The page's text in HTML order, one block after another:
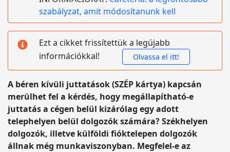
szabályzat, amit módosítanunk kell
Ezt a cikket frissítettük a legújabb
információkkal!
Olvassa el itt!
A béren kívüli juttatások (SZÉP kártya) kapcsán
merülhet fel a kérdés, hogy megállapítható-e
juttatás a cégen belül kizárólag egy adott
telephelyen belül dolgozók számára? Székhelyen
dolgozók, illetve külföldi fióktelepen dolgozók
állnak még munkaviszonyban. Megfelel-e az